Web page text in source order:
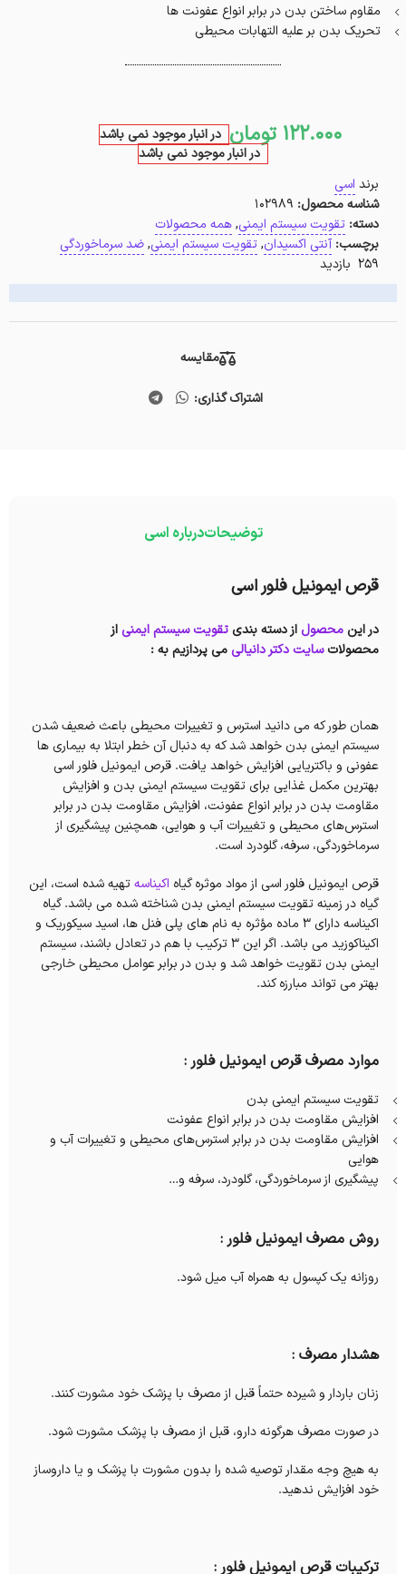
مقاوم ساختن بدن در برابر انواع عفونت ها
تحریک بدن بر علیه التهابات محیطی
122.000 تومان در انبار موجود نمی باشد
در انبار موجود نمی باشد
برند اسی
شناسه محصول: 102989
دسته: تقویت سیستم ایمنی,همه محصولات
برچسب: آنتی اکسیدان,تقویت سیستم ایمنی,ضد سرماخوردگی
259 بازدید
مقایسه
اشتراک گذاری:
توضیحاتدرباره اسی
قرص ایمونیل فلور اسی
در این محصول از دسته بندی تقویت سیستم ایمنیاز
محصولاتسایت دکتر دانیالیمی پردازیم به :
همان طور که می دانید استرس و تغییرات محیطی باعث ضعیف شدن
سیستم ایمنی بدن خواهد شد که به دنبال آن خطر ابتلا به بیماری ها
عفونی و باکتریایی افزایش خواهد یافت. قرص ایمونیل فلور اسی
بهترین مکمل غذایی برای تقویت سیستم ایمنی بدن و افزایش
مقاومت بدن در برابر انواع عفونت، افزایش مقاومت بدن در برابر
استرس‌های محیطی و تغییرات آب‌ و هوایی، همچنین پیشگیری از
سرماخوردگی، سرفه، گلودرد است.
قرص ایمونیل فلور اسی از مواد موثره گیاه اکیناسهتهیه شده است، این
گیاه در زمینه تقویت سیستم ایمنی بدن شناخته شده می باشد. گیاه
اکیناسه دارای 3 ماده مؤثره به نام های پلی فنل ها، اسید سیکوریک و
اکیناکوزید می باشد. اگر این 3 ترکیب با هم در تعادل باشند، سیستم
ایمنی بدن تقویت خواهد شد و بدن در برابر عوامل محیطی خارجی
بهتر می تواند مبارزه کند.
موارد مصرف قرص ایمونیل فلور :
تقویت سیستم ایمنی بدن
افزایش مقاومت بدن در برابر انواع عفونت
افزایش مقاومت بدن در برابر استرس‌های محیطی و تغییرات آب‌ و
هوایی
پیشگیری از سرماخوردگی، گلودرد، سرفه و…
روش مصرف ایمونیل فلور :
روزانه یک کپسول به همراه آب میل شود.
هشدار مصرف :
زنان باردار و شیرده حتماً قبل از مصرف با پزشک خود مشورت کنند.
در صورت مصرف هرگونه دارو، قبل از مصرف با پزشک مشورت شود.
به هیچ وجه مقدار توصیه شده را بدون مشورت با پزشک و یا داروساز
خود افزایش ندهید.
ترکیبات قرص ایمونیل فلور :